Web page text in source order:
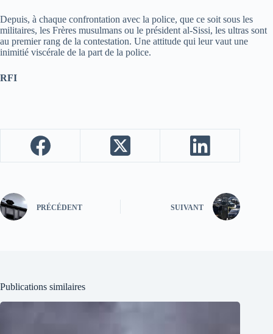
Depuis, à chaque confrontation avec la police, que ce soit sous les
militaires, les Frères musulmans ou le président al-Sissi, les ultras sont
au premier rang de la contestation. Une attitude qui leur vaut une
inimitié viscérale de la part de la police.
RFI
PRÉCÉDENT SUIVANT
Publications similaires